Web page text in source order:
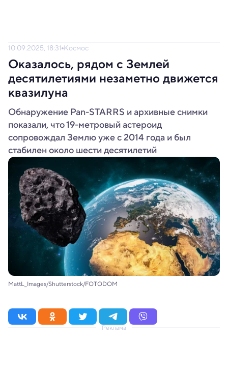
10.09.2025, 18:31 Космос
Оказалось, рядом с Землей
десятилетиями незаметно движется
квазилуна
Обнаружение Pan-STARRS и архивные снимки
показали, что 19‑метровый астероид
сопровождал Землю уже с 2014 года и был
стабилен около шести десятилетий
MattL_Images/Shutterstock/FOTODOM
Реклама